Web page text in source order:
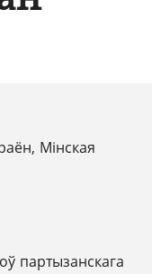
Мінская
партызанскага